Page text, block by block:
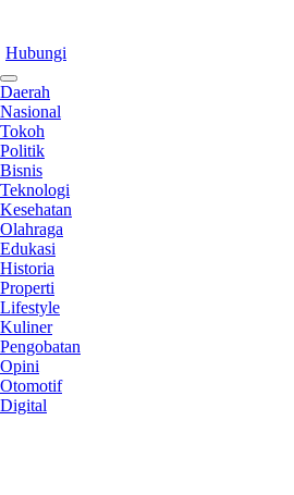
Hubungi
Daerah
Nasional
Tokoh
Politik
Bisnis
Teknologi
Kesehatan
Olahraga
Edukasi
Historia
Properti
Lifestyle
Kuliner
Pengobatan
Opini
Otomotif
Digital